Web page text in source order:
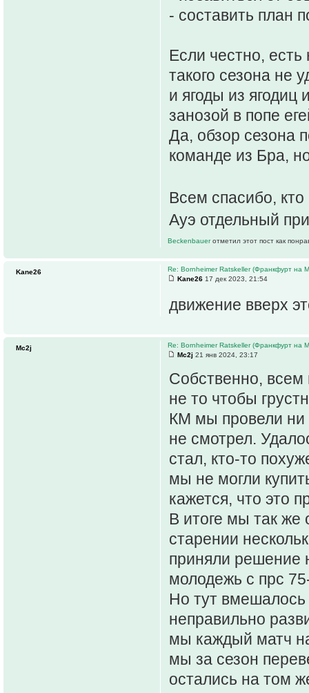
- составить план
Если честно, есть
такого сезона не
и ягоды из
занозой в попе
Да, обзор сезона
команде из Бра,
Всем спасибо,
Ауэ отдельный
Beckenbauerотметил этот пост как
Re: Bornheimer Ratskeller (Франкфурт на
Kane26 17 дек 2023, 21:54
движение вверх
Kane26
Re: Bornheimer Ratskeller (Франкфурт на
Mc2j 21 янв 2024, 23:17
Собственно, всем
не то чтобы
КМ мы провели ни
не смотрел.
стал, кто-то
мы не могли
кажется, что это
В итоге мы так же
старении
приняли решение
молодежь с прс
Но тут вмешалось
неправильно
мы каждый матч
мы за сезон
остались на том
Mc2j